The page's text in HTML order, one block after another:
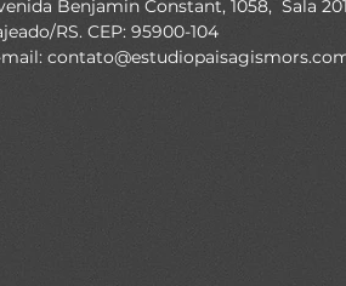
Benjamin Constant, 1058, Sala
RS. CEP: 95900-104
mail: